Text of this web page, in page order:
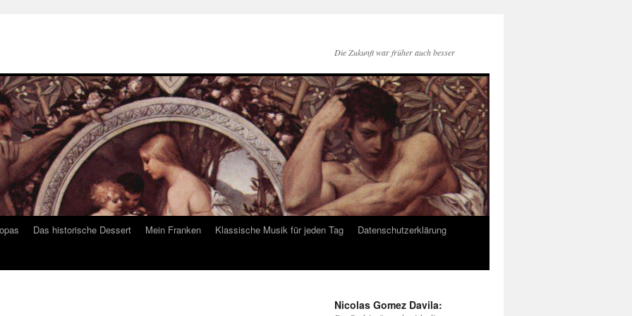
Die Zukunft war früher auch besser
Das historische Dessert Mein Franken Klassische Musik für jeden Tag
Datenschutzerklärung
Nicolas Gomez Davila: